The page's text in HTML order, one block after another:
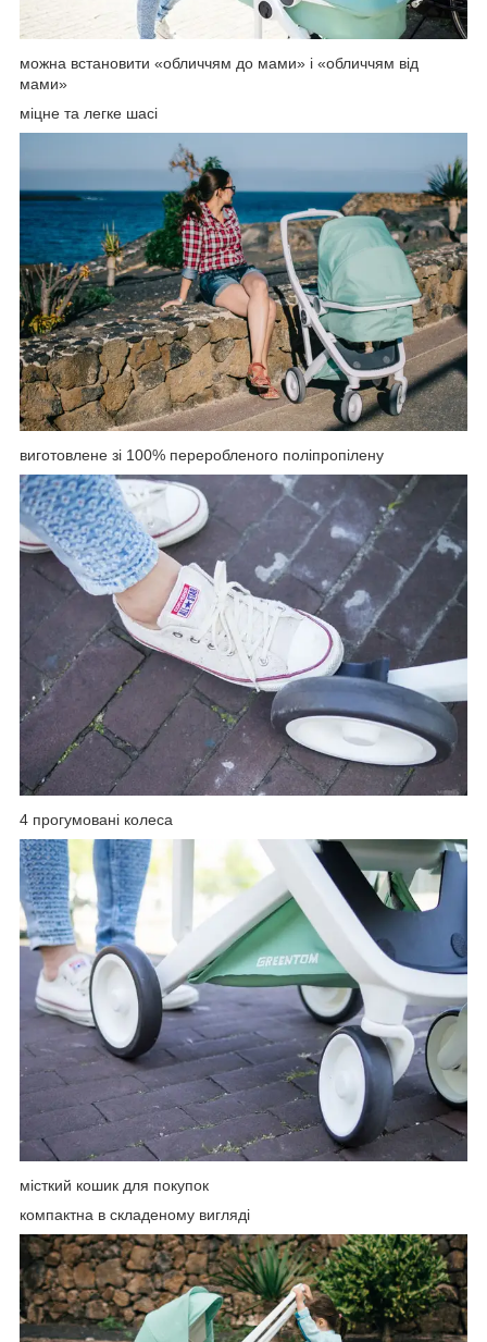
можна встановити «обличчям до мами» і «обличчям від
мами»
міцне та легке шасі
виготовлене зі 100% переробленого поліпропілену
4 прогумовані колеса
місткий кошик для покупок
компактна в складеному вигляді